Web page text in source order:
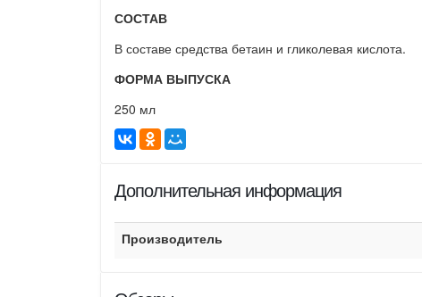
СОСТАВ
В составе средства бетаин и гликолевая кислота.
ФОРМА ВЫПУСКА
250 мл
Дополнительная информация
Производитель